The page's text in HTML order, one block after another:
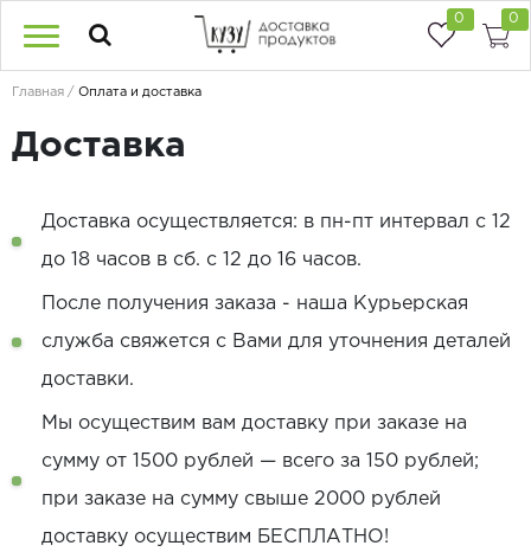
0 0
Главная Оплата и доставка
Доставка
Доставка осуществляется: в пн-пт интервал с 12
до 18 часов в сб. с 12 до 16 часов.
После получения заказа - наша Курьерская
служба свяжется с Вами для уточнения деталей
доставки.
Мы осуществим вам доставку при заказе на
сумму от 1500 рублей — всего за 150 рублей;
при заказе на сумму свыше 2000 рублей
доставку осуществим БЕСПЛАТНО!